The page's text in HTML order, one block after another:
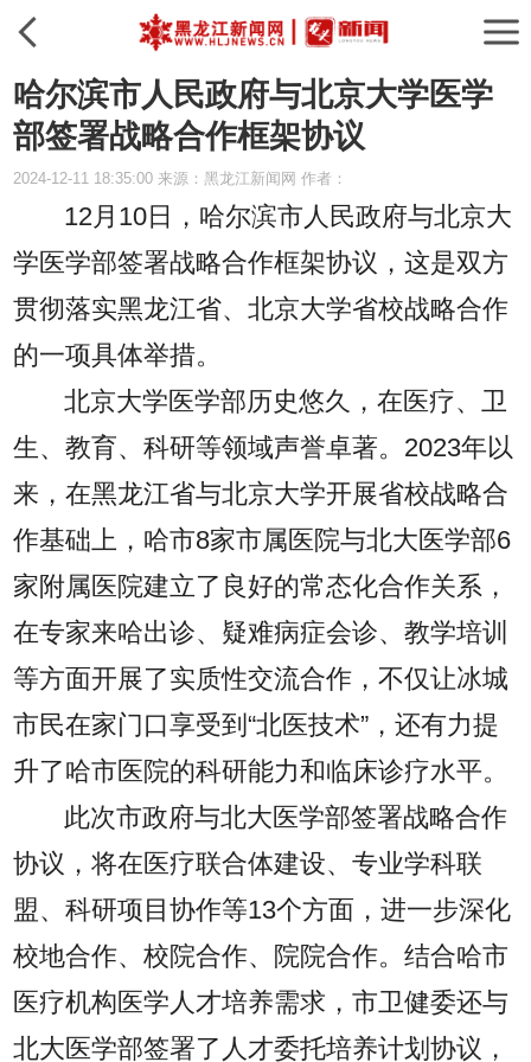
哈尔滨市人民政府与北京大学医学
部签署战略合作框架协议
2024-12-11 18:35:00 来源：黑龙江新闻网 作者：
12月10日，哈尔滨市人民政府与北京大
学医学部签署战略合作框架协议，这是双方
贯彻落实黑龙江省、北京大学省校战略合作
的一项具体举措。
北京大学医学部历史悠久，在医疗、卫
生、教育、科研等领域声誉卓著。2023年以
来，在黑龙江省与北京大学开展省校战略合
作基础上，哈市8家市属医院与北大医学部6
家附属医院建立了良好的常态化合作关系，
在专家来哈出诊、疑难病症会诊、教学培训
等方面开展了实质性交流合作，不仅让冰城
市民在家门口享受到“北医技术”，还有力提
升了哈市医院的科研能力和临床诊疗水平。
此次市政府与北大医学部签署战略合作
协议，将在医疗联合体建设、专业学科联
盟、科研项目协作等13个方面，进一步深化
校地合作、校院合作、院院合作。结合哈市
医疗机构医学人才培养需求，市卫健委还与
北大医学部签署了人才委托培养计划协议，